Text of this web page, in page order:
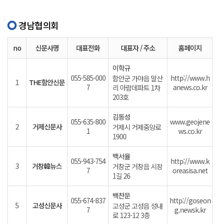
경남협의회
no 신문사명 대표전화 대표자 / 주소 홈페이지
1 THE함안신문 055-585-000
7
이학규
함안군 가야읍 말산
리 아람데파트 1차
203호
http://www.h
anews.co.kr
2 거제신문사
055-635-800
1
김동성
거제시 거제중앙로
1900
www.geojene
ws.co.kr
3 거창韓뉴스
055-943-754
7
백서율
거창군 거창읍 시장
1길 26
http://www.k
oreasisa.net
5 고성신문사
055-674-837
7
백찬문
고성군 고성읍 성내
로 123-12 3층
http://goseon
g.newsk.kr